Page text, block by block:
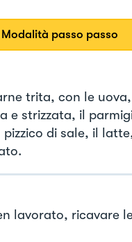
Modalità passo passo
trita, con le
e strizzata, il
di sale, il
lavorato, ricavare